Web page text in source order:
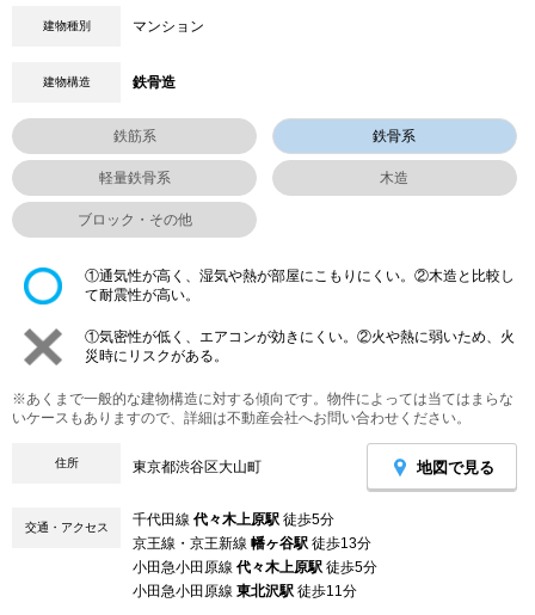
建物種別 マンション
建物構造 鉄骨造
鉄筋系 鉄骨系
軽量鉄骨系 木造
ブロック・その他
①通気性が高く、湿気や熱が部屋にこもりにくい。②木造と比較し
て耐震性が高い。
①気密性が低く、エアコンが効きにくい。②火や熱に弱いため、火
災時にリスクがある。
※あくまで一般的な建物構造に対する傾向です。物件によっては当てはまらな
いケースもありますので、詳細は不動産会社へお問い合わせください。
住所 東京都渋谷区大山町 地図で見る
交通・アクセス 千代田線 代々木上原駅 徒歩5分
京王線・京王新線 幡ヶ谷駅 徒歩13分
小田急小田原線 代々木上原駅 徒歩5分
小田急小田原線 東北沢駅 徒歩11分